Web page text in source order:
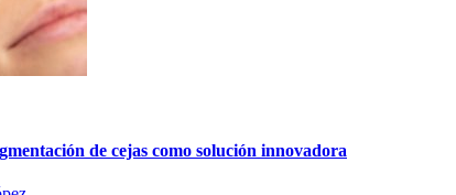
de cejas como solución innovadora